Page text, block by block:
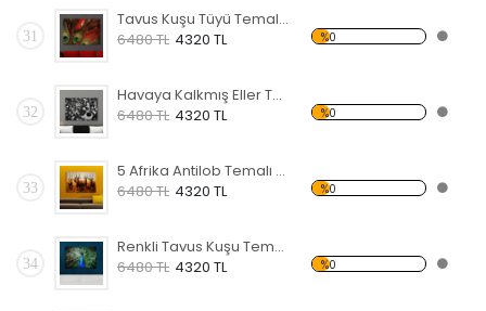
31
Tavus Kuşu Tüyü Temalı Kanvas Tablo
6480 TL 4320 TL %0
32
Havaya Kalkmış Eller Temalı Kanvas Tablo
6480 TL 4320 TL %0
33
5 Afrika Antilob Temalı Kanvas Tablo
6480 TL 4320 TL %0
34
Renkli Tavus Kuşu Temalı Kanvas Tablo
6480 TL 4320 TL %0